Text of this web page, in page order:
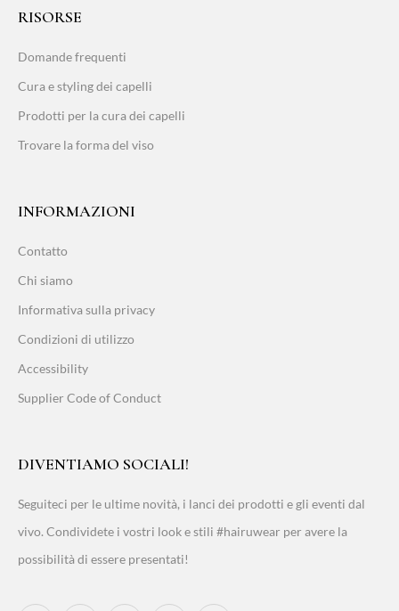
RISORSE
Domande frequenti
Cura e styling dei capelli
Prodotti per la cura dei capelli
Trovare la forma del viso
INFORMAZIONI
Contatto
Chi siamo
Informativa sulla privacy
Condizioni di utilizzo
Accessibility
Supplier Code of Conduct
DIVENTIAMO SOCIALI!
Seguiteci per le ultime novità, i lanci dei prodotti e gli eventi dal
vivo. Condividete i vostri look e stili #hairuwear per avere la
possibilità di essere presentati!